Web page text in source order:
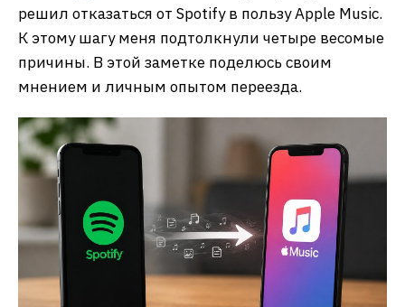
решил отказаться от Spotify в пользу Apple Music.
К этому шагу меня подтолкнули четыре весомые
причины. В этой заметке поделюсь своим
мнением и личным опытом переезда.